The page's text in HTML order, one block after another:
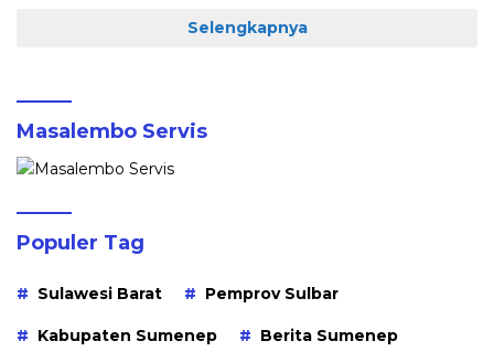
Selengkapnya
Masalembo Servis
Populer Tag
Sulawesi Barat Pemprov Sulbar
Kabupaten Sumenep Berita Sumenep